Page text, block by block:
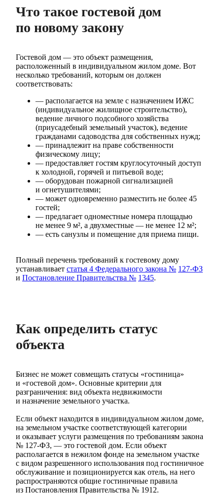
Что такое гостевой дом
по новому закону
Гостевой дом — это объект размещения,
расположенный в индивидуальном жилом доме. Вот
несколько требований, которым он должен
соответствовать:
— располагается на земле с назначением ИЖС
(индивидуальное жилищное строительство),
ведение личного подсобного хозяйства
(приусадебный земельный участок), ведение
гражданами садоводства для собственных нужд;
— принадлежит на праве собственности
физическому лицу;
— предоставляет гостям круглосуточный доступ
к холодной, горячей и питьевой воде;
— оборудован пожарной сигнализацией
и огнетушителями;
— может одновременно разместить не более 45
гостей;
— предлагает одноместные номера площадью
не менее 9 м², а двухместные — не менее 12 м²;
— есть санузлы и помещение для приема пищи.
Полный перечень требований к гостевому дому
устанавливает статья 4 Федерального закона № 127-ФЗ
и Постановление Правительства № 1345.
Как определить статус
объекта
Бизнес не может совмещать статусы «гостиница»
и «гостевой дом». Основные критерии для
разграничения: вид объекта недвижимости
и назначение земельного участка.
Если объект находится в индивидуальном жилом доме,
на земельном участке соответствующей категории
и оказывает услуги размещения по требованиям закона
№ 127-ФЗ, — это гостевой дом. Если объект
располагается в нежилом фонде на земельном участке
с видом разрешенного использования под гостиничное
обслуживание и позиционируется как отель, на него
распространяются общие гостиничные правила
из Постановления Правительства № 1912.